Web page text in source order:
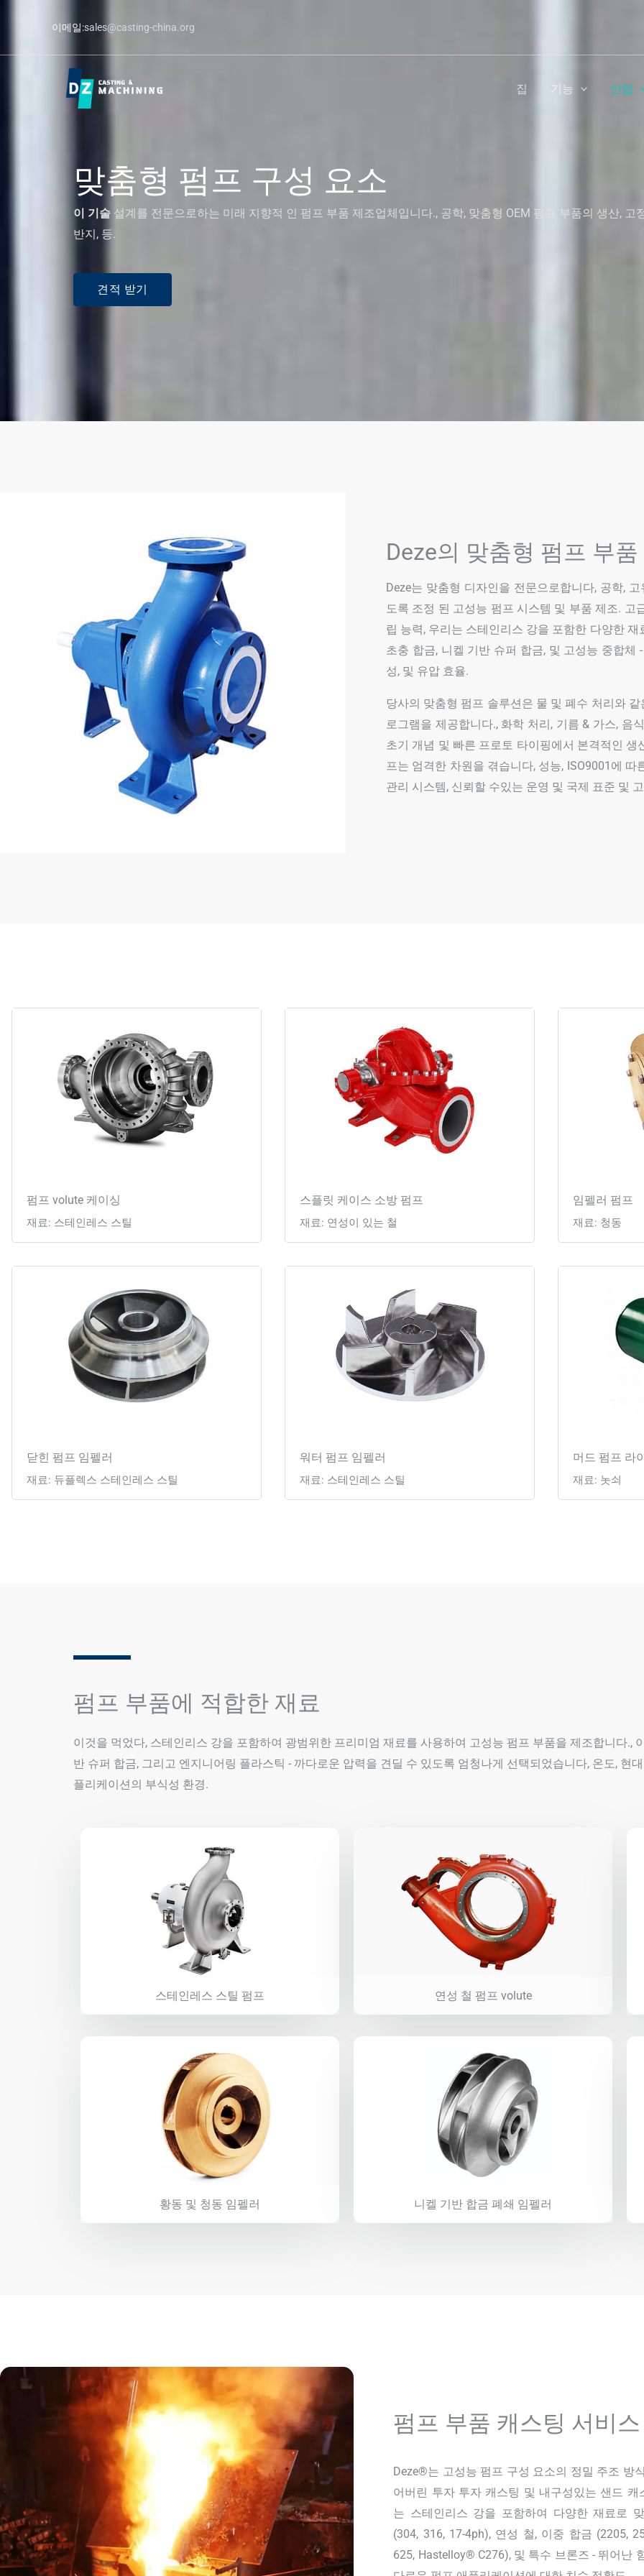
츠
이메일:sales@casting-china.org
집 기능 산업
맞춤형 펌프 구성 요소
이 기술 설계를 전문으로하는 미래 지향적 인 펌프 부품 제조업체입니다., 공학, 맞춤형 OEM 펌프 부품의 생산, 고
반지, 등.
견적 받기
Deze의 맞춤형 펌프 부품
Deze는 맞춤형 디자인을 전문으로합니다, 공학,
도록 조정 된 고성능 펌프 시스템 및 부품 제조. 고
립 능력, 우리는 스테인리스 강을 포함한 다양한
초충 합금, 니켈 기반 슈퍼 합금, 및 고성능 중합체
성, 및 유압 효율.
당사의 맞춤형 펌프 솔루션은 물 및 폐수 처리와
로그램을 제공합니다., 화학 처리, 기름 & 가스, 음
초기 개념 및 빠른 프로토 타이핑에서 본격적인
프는 엄격한 차원을 겪습니다, 성능, ISO9001에
관리 시스템, 신뢰할 수있는 운영 및 국제 표준 및
펌프 volute 케이싱
재료: 스테인레스 스틸
스플릿 케이스 소방 펌프
재료: 연성이 있는 철
임펠러 펌프
재료: 청동
닫힌 펌프 임펠러
재료: 듀플렉스 스테인레스 스틸
워터 펌프 임펠러
재료: 스테인레스 스틸
머드 펌프 라
재료: 놋쇠
펌프 부품에 적합한 재료
이것을 먹었다, 스테인리스 강을 포함하여 광범위한 프리미엄 재료를 사용하여 고성능 펌프 부품을 제조합니다.,
반 슈퍼 합금, 그리고 엔지니어링 플라스틱 - 까다로운 압력을 견딜 수 있도록 엄청나게 선택되었습니다, 온도, 현
플리케이션의 부식성 환경.
스테인레스 스틸 펌프 연성 철 펌프 volute
황동 및 청동 임펠러 니켈 기반 합금 폐쇄 임펠러
펌프 부품 캐스팅 서비스
Deze®는 고성능 펌프 구성 요소의 정밀 주조 방
어버린 투자 투자 캐스팅 및 내구성있는 샌드
는 스테인리스 강을 포함하여 다양한 재료로
(304, 316, 17-4ph), 연성 철, 이중 합금 (2205,
625, Hastelloy® C276), 및 특수 브론즈 - 뛰어난